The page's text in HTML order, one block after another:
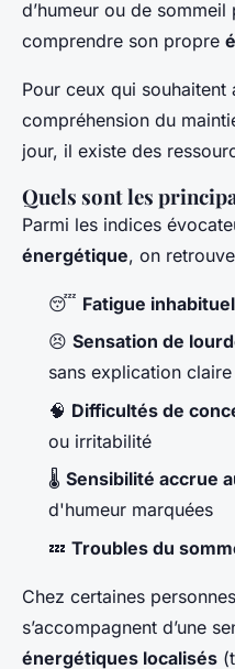
d’humeur ou de
comprendre son propre
Pour ceux qui
compréhension du
jour, il existe des
Quels sont les
Parmi les indices
énergétique, on
😴 Fatigue
😣 Sensation de
sans explication claire
🧠 Difficultés de
ou irritabilité
🌡️ Sensibilité accrue
d'humeur marquées
💤 Troubles du
Chez certaines
s’accompagnent d’une
énergétiques localisés